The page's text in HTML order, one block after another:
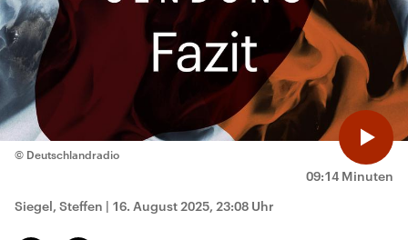
09:14 Minuten
© Deutschlandradio
Siegel, Steffen | 16. August 2025, 23:08 Uhr